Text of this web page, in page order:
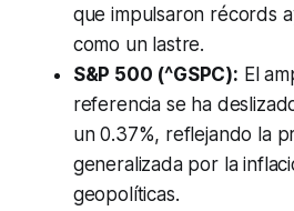
que impulsaron récords
como un lastre.
S&P 500 (^GSPC): El
referencia se ha
un 0.37%, reflejando la
generalizada por la
geopolíticas.